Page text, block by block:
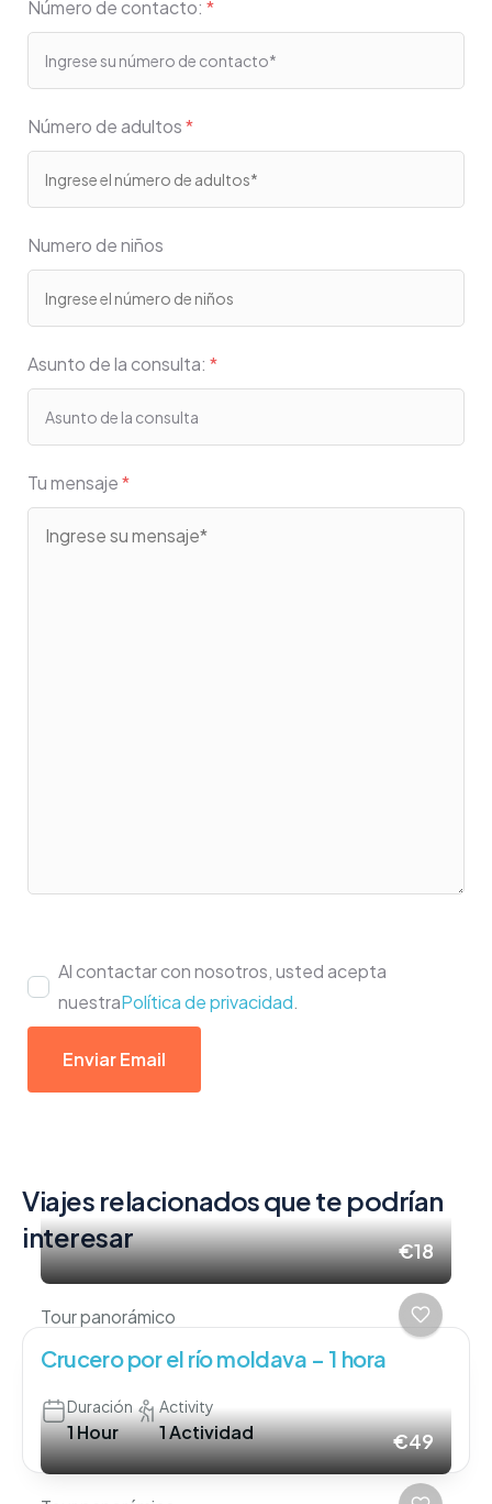
Número de contacto: *
Número de adultos*
Numero de niños
Asunto de la consulta: *
Tu mensaje*
Al contactar con nosotros, usted acepta
nuestraPolítica de privacidad.
Enviar Email
Viajes relacionados que te podrían
interesar
€18
Tour panorámico
Crucero por el río moldava – 1 hora
Duración
1 Hour
Activity
1 Actividad €49